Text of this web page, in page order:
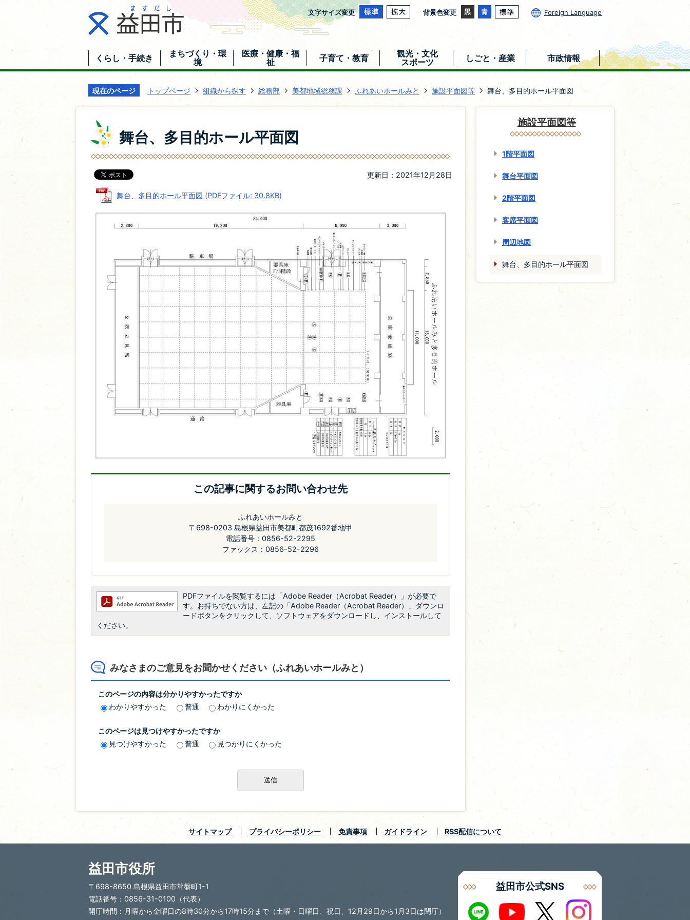
文字サイズ変更 背景色変更 Foreign Language
くらし・手続き
まちづくり・環
境
医療・健康・福
祉
子育て・教育
観光・文化
スポーツ
しごと・産業 市政情報
現在のページ トップページ 組織から探す 総務部 美都地域総務課 ふれあいホールみと 施設平面図等 舞台、多目的ホール平面図
舞台、多目的ホール平面図
更新日：2021年12月28日
舞台、多目的ホール平面図 (PDFファイル: 30.8KB)
この記事に関するお問い合わせ先
ふれあいホールみと
〒698-0203 島根県益田市美都町都茂1692番地甲
電話番号：0856-52-2295
ファックス：0856-52-2296
PDFファイルを閲覧するには「Adobe Reader（Acrobat Reader）」が必要で
す。お持ちでない方は、左記の「Adobe Reader（Acrobat Reader）」ダウンロ
ードボタンをクリックして、ソフトウェアをダウンロードし、インストールして
ください。
みなさまのご意見をお聞かせください（ふれあいホールみと）
このページの内容は分かりやすかったですか
わかりやすかった
普通 わかりにくかった
このページは見つけやすかったですか
見つけやすかった
普通 見つかりにくかった
施設平面図等
1階平面図
舞台平面図
2階平面図
客席平面図
周辺地図
舞台、多目的ホール平面図
サイトマップ プライバシーポリシー 免責事項 ガイドライン RSS配信について
益田市役所
〒698-8650 島根県益田市常盤町1-1
電話番号：0856-31-0100（代表）
開庁時間：月曜から金曜日の8時30分から17時15分まで （土曜・日曜日、祝日、12月29日から1月3日は閉庁）
益田市公式SNS
LINE Youtube X Instagram